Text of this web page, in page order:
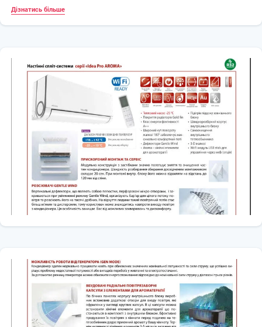
Silence
Технологія 180° -градусного хвильового инверторного
перетворення - керуюча напруга без «імпульсних» ефектів
(усувається ступенчатость синусоїди).
У порівнянні з стандартним 120° струмом прямокутної форми
надає наступні переваги:
Можливість роботи при більш широкому діапазоні живлячої
напруги і частоти струму.
Велику енергоефективність та енергозбереження.
Більш м'який старт, нижче шум і вібрації.
Великі можливості управління.
Компресор DC inverter
Компресор з інвертором постійного струму дозволяє збільшити
ефективність роботи кондиціонера, таким чином, зниження
споживання енергії заощаджує Ваші витрати. Така система
значно економніше та надійніше, ніж кондиціонери з постійною
потужністю компресора.
Нічний режим
умов для спокійного і глибокого сну протягом 7-ми годинного
електроенергії. Після чого температура повертається до спочатку
заданому значенню.
Керування за допомогою Wi-Fi
Кондиціонери можуть опціонально оснащуватися модулем Wi-Fi,
який дозволяє користувачеві, контролювати і дистанційно
керувати кондиціонером зі смартфона або планшета з будь-якої
точки світу.
Дізнатись більше